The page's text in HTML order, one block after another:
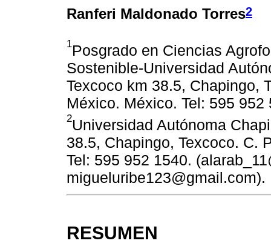
Ranferi Maldonado Torres2
1Posgrado en Ciencias
Sostenible-Universidad
Texcoco km 38.5, Chapingo,
México. México. Tel: 595
2Universidad Autónoma
38.5, Chapingo, Texcoco. C.
Tel: 595 952 1540.
migueluribe123@gmail.com).
RESUMEN